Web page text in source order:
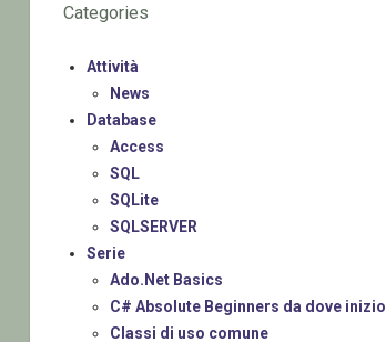
Categories
Attività
News
Database
Access
SQL
SQLite
SQLSERVER
Serie
Ado.Net Basics
C# Absolute Beginners da dove inizio
Classi di uso comune